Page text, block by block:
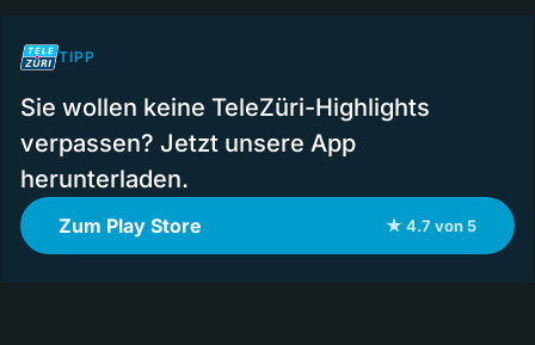
TIPP
Sie wollen keine TeleZüri-Highlights
verpassen? Jetzt unsere App
herunterladen.
Zum Play Store ★ 4.7 von 5